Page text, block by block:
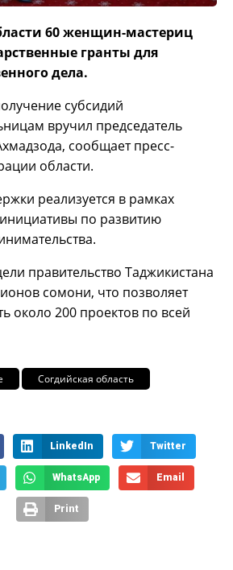
60 женщин-мастериц
гранты для
дела.
субсидий
вручил председатель
сообщает пресс-
области.
реализуется в рамках
по развитию
правительство Таджикистана
сомони, что позволяет
около 200 проектов по всей
Согдийская область
LinkedIn Twitter
WhatsApp Email
Print